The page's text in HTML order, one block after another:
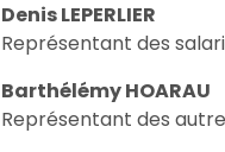
Denis LEPERLIER
Représentant des
Barthélémy HOARAU
Représentant des